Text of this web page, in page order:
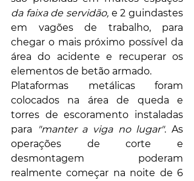
da faixa de servidão, e 2 guindastes
em vagões de trabalho, para
chegar o mais próximo possível da
área do acidente e recuperar os
elementos de betão armado.
Plataformas metálicas foram
colocados na área de queda e
torres de escoramento instaladas
para
"manter a viga no lugar". As
operações de corte e
desmontagem poderam
realmente começar na noite de 6